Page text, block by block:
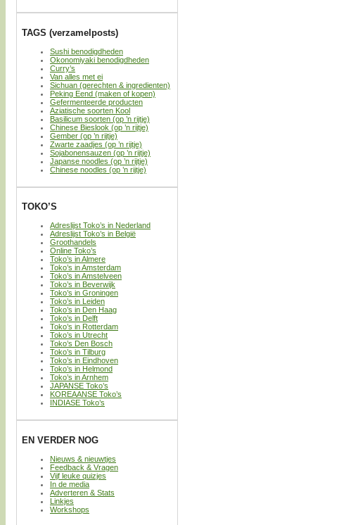
TAGS (verzamelposts)
Sushi benodigdheden
Okonomiyaki benodigdheden
Curry’s
Van alles met ei
Sichuan (gerechten & ingredienten)
Peking Eend (maken of kopen)
Gefermenteerde producten
Aziatische soorten Kool
Basilicum soorten (op ’n rijtje)
Chinese Bieslook (op ’n rijtje)
Gember (op ’n rijtje)
Zwarte zaadjes (op ’n rijtje)
Sojabonensauzen (op ’n rijtje)
Japanse noodles (op ’n rijtje)
Chinese noodles (op ’n rijtje)
TOKO’S
Adreslijst Toko’s in Nederland
Adreslijst Toko’s in België
Groothandels
Online Toko’s
Toko’s in Almere
Toko’s in Amsterdam
Toko’s in Amstelveen
Toko’s in Beverwijk
Toko’s in Groningen
Toko’s in Leiden
Toko’s in Den Haag
Toko’s in Delft
Toko’s in Rotterdam
Toko’s in Utrecht
Toko’s Den Bosch
Toko’s in Tilburg
Toko’s in Eindhoven
Toko’s in Helmond
Toko’s in Arnhem
JAPANSE Toko’s
KOREAANSE Toko’s
INDIASE Toko’s
EN VERDER NOG
Nieuws & nieuwtjes
Feedback & Vragen
Vijf leuke quizjes
In de media
Adverteren & Stats
Linkjes
Workshops